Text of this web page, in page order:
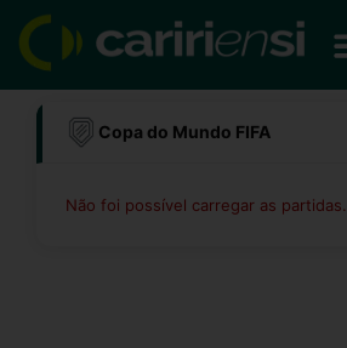
para
conteúdo
Copa do Mundo FIFA
Não foi possível carregar as partidas.